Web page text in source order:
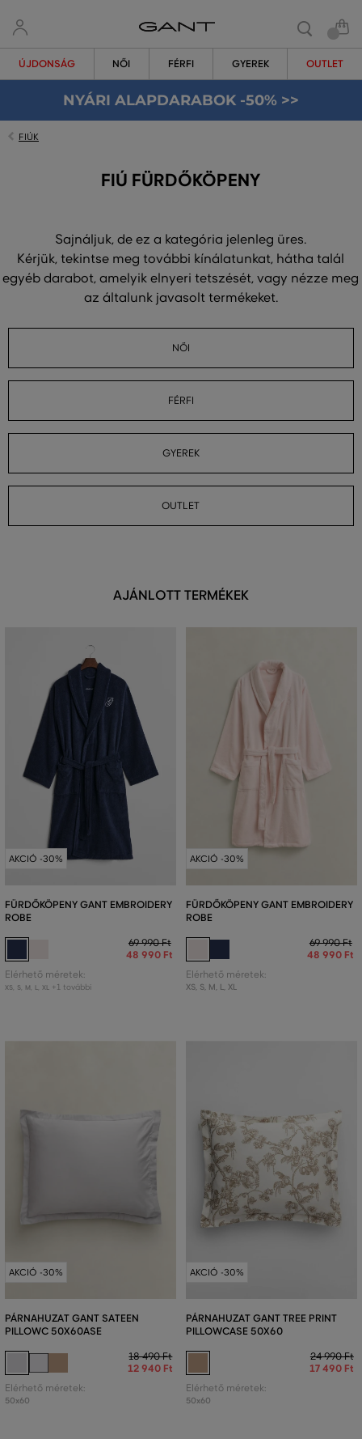
ÚJDONSÁG NŐI FÉRFI GYEREK OUTLET
NYÁRI ALAPDARABOK -50% >>
FIÚK
FIÚ FÜRDŐKÖPENY
Sajnáljuk, de ez a kategória jelenleg üres.
Kérjük, tekintse meg további kínálatunkat, hátha talál
egyéb darabot, amelyik elnyeri tetszését, vagy nézze meg
az általunk javasolt termékeket.
NŐI
FÉRFI
GYEREK
OUTLET
AJÁNLOTT TERMÉKEK
AKCIÓ -30%
FÜRDŐKÖPENY GANT EMBROIDERY
ROBE
69 990 Ft
48 990 Ft
Elérhető méretek:
XS, S, M L XL +1 további
AKCIÓ -30%
FÜRDŐKÖPENY GANT EMBROIDERY
ROBE
69 990 Ft
48 990 Ft
Elérhető méretek:
XS, S, M, L, XL
AKCIÓ -30%
PÁRNAHUZAT GANT SATEEN
PILLOWC 50X60ASE
18 490 Ft
12 940 Ft
Elérhető méretek:
50x60
AKCIÓ -30%
PÁRNAHUZAT GANT TREE PRINT
PILLOWCASE 50X60
24 990 Ft
17 490 Ft
Elérhető méretek:
50x60